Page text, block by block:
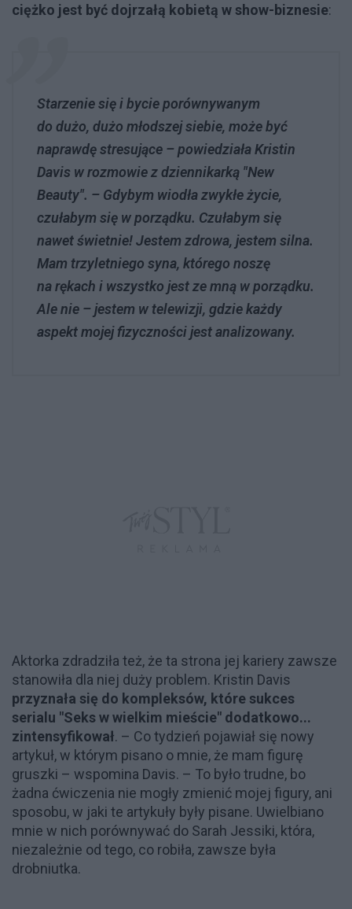
ciężko jest być dojrzałą kobietą w show-biznesie:
Starzenie się i bycie porównywanym
do dużo, dużo młodszej siebie, może być
naprawdę stresujące – powiedziała Kristin
Davis w rozmowie z dziennikarką "New
Beauty". – Gdybym wiodła zwykłe życie,
czułabym się w porządku. Czułabym się
nawet świetnie! Jestem zdrowa, jestem silna.
Mam trzyletniego syna, którego noszę
na rękach i wszystko jest ze mną w porządku.
Ale nie – jestem w telewizji, gdzie każdy
aspekt mojej fizyczności jest analizowany.
Aktorka zdradziła też, że ta strona jej kariery zawsze
stanowiła dla niej duży problem. Kristin Davis
przyznała się do kompleksów, które sukces
serialu "Seks w wielkim mieście" dodatkowo...
zintensyfikował. – Co tydzień pojawiał się nowy
artykuł, w którym pisano o mnie, że mam figurę
gruszki – wspomina Davis. – To było trudne, bo
żadna ćwiczenia nie mogły zmienić mojej figury, ani
sposobu, w jaki te artykuły były pisane. Uwielbiano
mnie w nich porównywać do Sarah Jessiki, która,
niezależnie od tego, co robiła, zawsze była
drobniutka.